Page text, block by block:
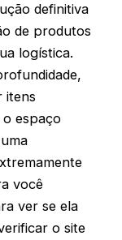
definitiva
de produtos
logística.
itens
o espaço
você
ver se ela
o site